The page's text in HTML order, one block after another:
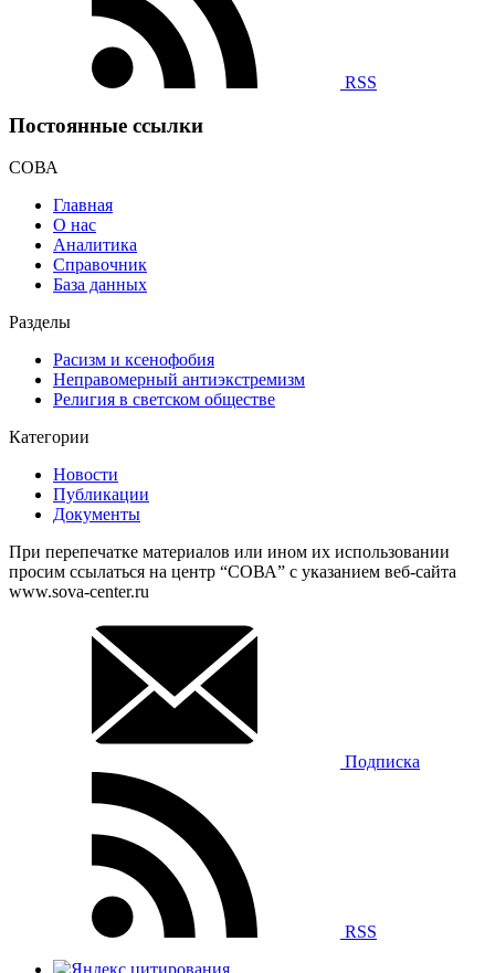
RSS
Постоянные ссылки
СОВА
Главная
О нас
Аналитика
Справочник
База данных
Разделы
Расизм и ксенофобия
Неправомерный антиэкстремизм
Религия в светском обществе
Категории
Новости
Публикации
Документы
При перепечатке материалов или ином их использовании
просим ссылаться на центр “СОВА” с указанием веб-сайта
www.sova-center.ru
Подписка
RSS